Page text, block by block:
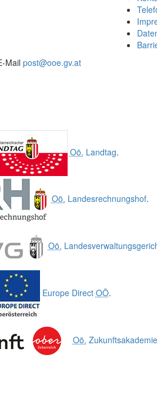
Mail post@ooe.gv.at
Oö. Landtag.
Oö. Landesrechnungshof.
Oö.
Europe Direct OÖ.
Oö. Zukunftsakademie